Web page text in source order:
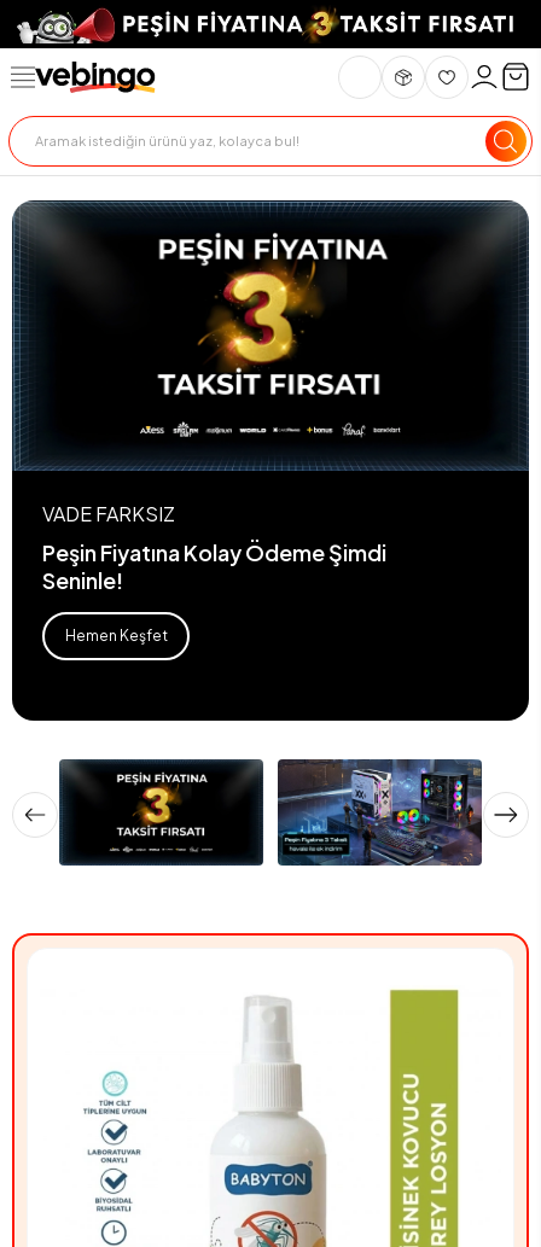
VADE FARKSIZ
Peşin Fiyatına Kolay Ödeme Şimdi
Seninle!
Hemen Keşfet